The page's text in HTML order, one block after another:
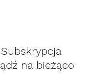
Subskrypcja